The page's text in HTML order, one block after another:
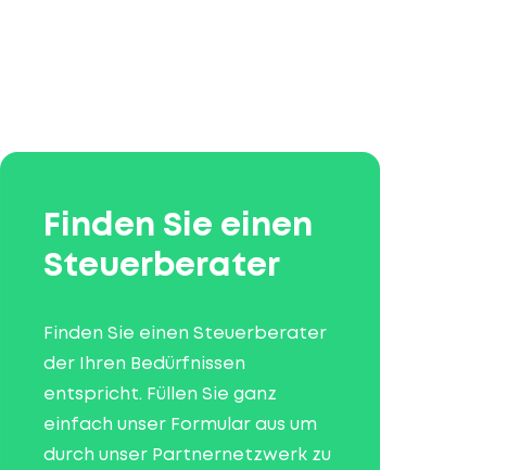
Finden Sie einen
Steuerberater
Finden Sie einen Steuerberater
der Ihren Bedürfnissen
entspricht. Füllen Sie ganz
einfach unser Formular aus um
durch unser Partnernetzwerk zu